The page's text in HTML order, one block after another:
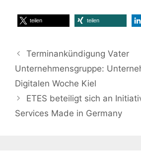
teilen teilen
Terminankündigung Vater
Unternehmensgruppe:
Digitalen Woche Kiel
ETES beteiligt sich an
Services Made in Germany